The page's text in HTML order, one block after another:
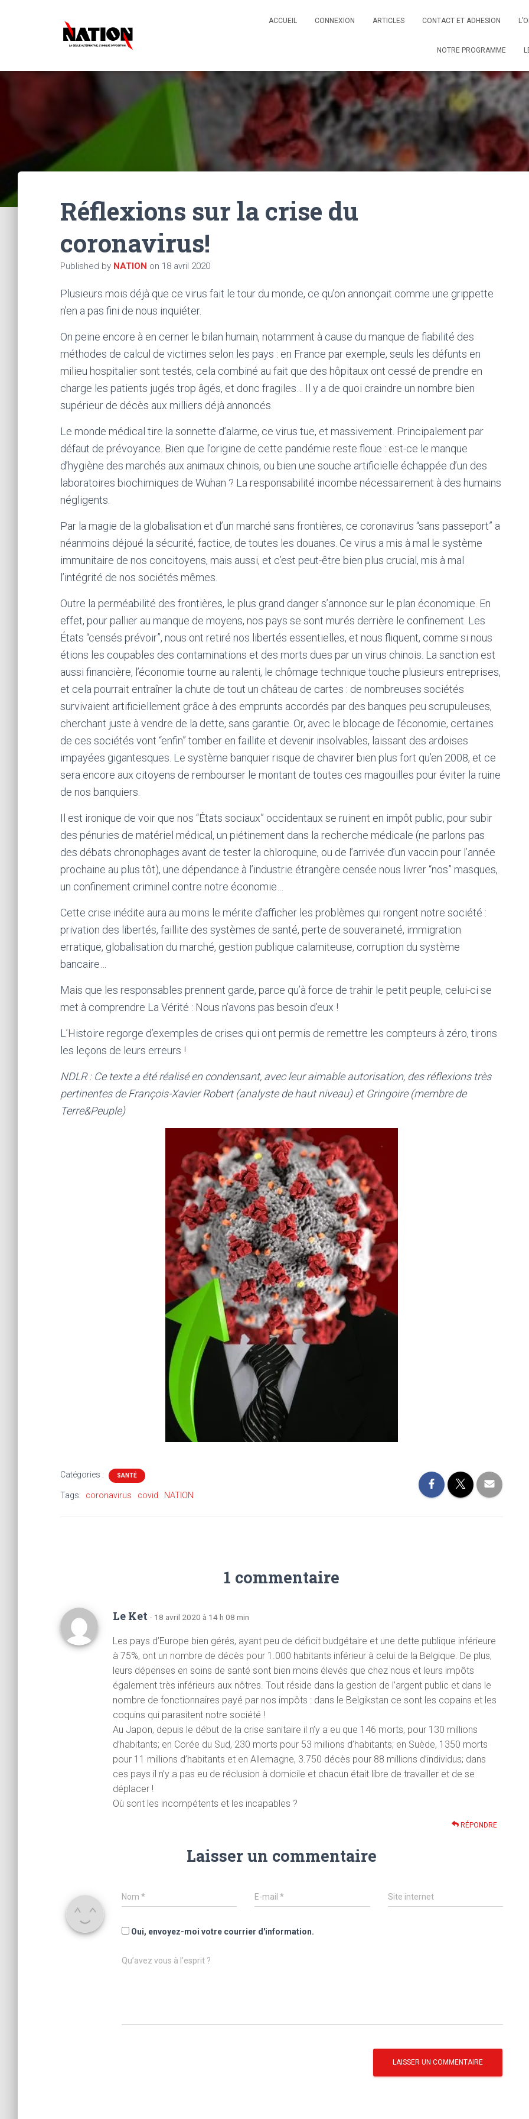
ACCUEIL CONNEXION ARTICLES CONTACT ET ADHESION
NOTRE PROGRAMME
Réflexions sur la crise du
coronavirus!
Published by NATION on 18 avril 2020
Plusieurs mois déjà que ce virus fait le tour du monde, ce qu’on annonçait comme une grippette
n’en a pas fini de nous inquiéter.
On peine encore à en cerner le bilan humain, notamment à cause du manque de fiabilité des
méthodes de calcul de victimes selon les pays : en France par exemple, seuls les défunts en
milieu hospitalier sont testés, cela combiné au fait que des hôpitaux ont cessé de prendre en
charge les patients jugés trop âgés, et donc fragiles… Il y a de quoi craindre un nombre bien
supérieur de décès aux milliers déjà annoncés.
Le monde médical tire la sonnette d’alarme, ce virus tue, et massivement. Principalement par
défaut de prévoyance. Bien que l’origine de cette pandémie reste floue : est-ce le manque
d’hygiène des marchés aux animaux chinois, ou bien une souche artificielle échappée d’un des
laboratoires biochimiques de Wuhan ? La responsabilité incombe nécessairement à des humains
négligents.
Par la magie de la globalisation et d’un marché sans frontières, ce coronavirus “sans passeport” a
néanmoins déjoué la sécurité, factice, de toutes les douanes. Ce virus a mis à mal le système
immunitaire de nos concitoyens, mais aussi, et c’est peut-être bien plus crucial, mis à mal
l’intégrité de nos sociétés mêmes.
Outre la perméabilité des frontières, le plus grand danger s’annonce sur le plan économique. En
effet, pour pallier au manque de moyens, nos pays se sont murés derrière le confinement. Les
États “censés prévoir”, nous ont retiré nos libertés essentielles, et nous fliquent, comme si nous
étions les coupables des contaminations et des morts dues par un virus chinois. La sanction est
aussi financière, l’économie tourne au ralenti, le chômage technique touche plusieurs entreprises,
et cela pourrait entraîner la chute de tout un château de cartes : de nombreuses sociétés
survivaient artificiellement grâce à des emprunts accordés par des banques peu scrupuleuses,
cherchant juste à vendre de la dette, sans garantie. Or, avec le blocage de l’économie, certaines
de ces sociétés vont “enfin” tomber en faillite et devenir insolvables, laissant des ardoises
impayées gigantesques. Le système banquier risque de chavirer bien plus fort qu’en 2008, et ce
sera encore aux citoyens de rembourser le montant de toutes ces magouilles pour éviter la ruine
de nos banquiers.
Il est ironique de voir que nos “États sociaux” occidentaux se ruinent en impôt public, pour subir
des pénuries de matériel médical, un piétinement dans la recherche médicale (ne parlons pas
des débats chronophages avant de tester la chloroquine, ou de l’arrivée d’un vaccin pour l’année
prochaine au plus tôt), une dépendance à l’industrie étrangère censée nous livrer “nos” masques,
un confinement criminel contre notre économie…
Cette crise inédite aura au moins le mérite d’afficher les problèmes qui rongent notre société :
privation des libertés, faillite des systèmes de santé, perte de souveraineté, immigration
erratique, globalisation du marché, gestion publique calamiteuse, corruption du système
bancaire…
Mais que les responsables prennent garde, parce qu’à force de trahir le petit peuple, celui-ci se
met à comprendre La Vérité : Nous n’avons pas besoin d’eux !
L’Histoire regorge d’exemples de crises qui ont permis de remettre les compteurs à zéro, tirons
les leçons de leurs erreurs !
NDLR : Ce texte a été réalisé en condensant, avec leur aimable autorisation, des réflexions très
pertinentes de François-Xavier Robert (analyste de haut niveau) et Gringoire (membre de
Terre&Peuple)
Catégories : SANTÉ
Tags: coronavirus covid NATION
1 commentaire
Le Ket · 18 avril 2020 à 14 h 08 min
Les pays d’Europe bien gérés, ayant peu de déficit budgétaire et une dette publique inférieure
à 75%, ont un nombre de décès pour 1.000 habitants inférieur à celui de la Belgique. De plus,
leurs dépenses en soins de santé sont bien moins élevés que chez nous et leurs impôts
également très inférieurs aux nôtres. Tout réside dans la gestion de l’argent public et dans le
nombre de fonctionnaires payé par nos impôts : dans le Belgikstan ce sont les copains et les
coquins qui parasitent notre société !
Au Japon, depuis le début de la crise sanitaire il n’y a eu que 146 morts, pour 130 millions
d’habitants; en Corée du Sud, 230 morts pour 53 millions d’habitants; en Suède, 1350 morts
pour 11 millions d’habitants et en Allemagne, 3.750 décès pour 88 millions d’individus; dans
ces pays il n’y a pas eu de réclusion à domicile et chacun était libre de travailler et de se
déplacer !
Où sont les incompétents et les incapables ?
RÉPONDRE
Laisser un commentaire
Nom * E-mail* Site internet
Oui, envoyez-moi votre courrier d'information.
Qu’avez vous à l’esprit ?